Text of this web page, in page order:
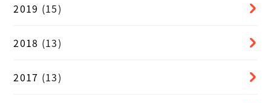
2019 (15)
2018 (13)
2017 (13)